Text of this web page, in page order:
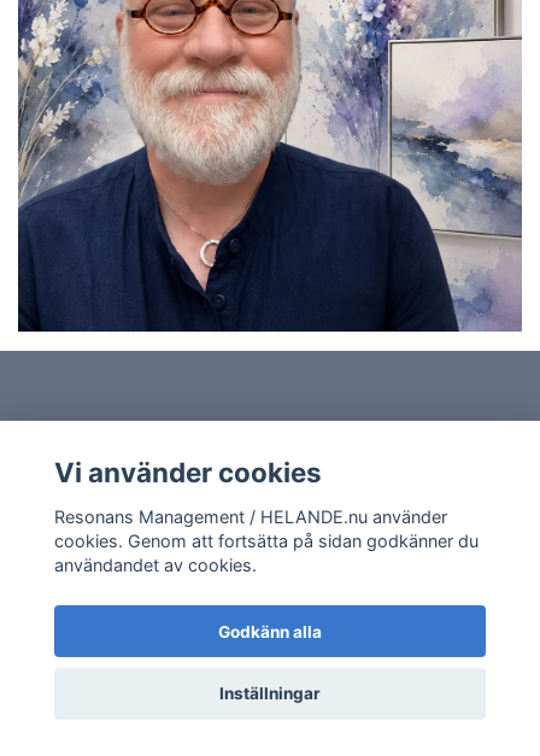
Kvalitet och omtanke
Kundtjänst
Mer information
Vi använder cookies
Resonans Management / HELANDE.nu använder
cookies. Genom att fortsätta på sidan godkänner du
användandet av cookies.
Godkänn alla
Inställningar